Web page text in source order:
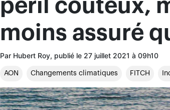
péril couteux,
moins assuré
Par Hubert Roy, publié le 27 juillet 2021 à 09h10
AON Changements climatiques FITCH